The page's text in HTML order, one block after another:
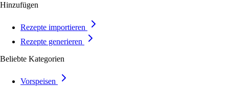
Hinzufügen
Rezepte importieren
Rezepte generieren
Beliebte Kategorien
Vorspeisen